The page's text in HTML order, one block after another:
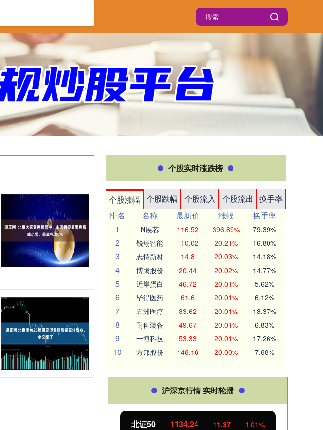
个股实时涨跌榜
个股涨幅 个股跌幅 个股流入 个股流出
换手率
排名
名称 最新价 涨幅
换手率
1
N展芯 116.52 396.89% 79.39%
2 锐翔智能 110.02 20.21% 16.80%
3 志特新材 14.8 20.03% 14.18%
4 博腾股份 20.44 20.02% 14.77%
5 近岸蛋白 46.72 20.01% 5.62%
6 毕得医药 61.6 20.01% 6.12%
7 五洲医疗 83.62 20.01% 18.37%
8 耐科装备 49.67 20.01% 6.83%
9 一博科技 53.33 20.01% 17.26%
10 方邦股份 146.16 20.00% 7.68%
沪深京行情 实时轮播
北证50 1134.24 11.37 1.01%